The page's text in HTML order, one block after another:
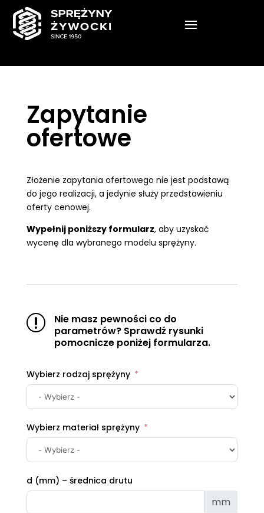
Zapytanie
ofertowe
Złożenie zapytania ofertowego nie jest podstawą
do jego realizacji, a jedynie służy przedstawieniu
oferty cenowej.
Wypełnij poniższy formularz, aby uzyskać
wycenę dla wybranego modelu sprężyny.
r
Nie masz pewności co do
parametrów? Sprawdź rysunki
pomocnicze poniżej formularza.
Wybierz rodzaj sprężyny
Wybierz materiał sprężyny
d (mm) – średnica drutu
mm